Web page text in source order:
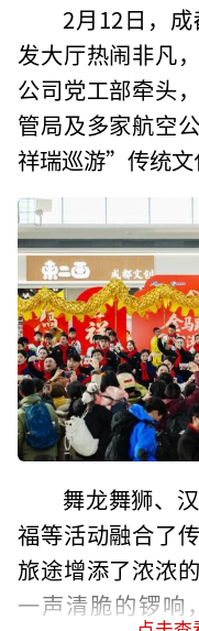
2月12日，
发大厅热闹非凡
公司党工部牵头
管局及多家航空
祥瑞巡游”传统文
舞龙舞狮、
福等活动融合了
旅途增添了浓浓
一声清脆的锣